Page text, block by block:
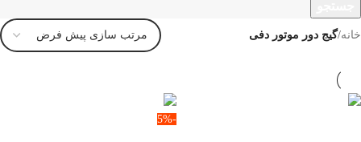
خانه/گیج دور موتور دفی
-5%